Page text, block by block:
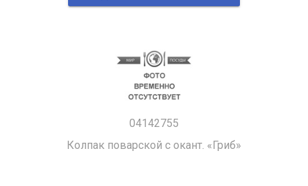
04142755
Колпак поварской с окант. «Гриб»